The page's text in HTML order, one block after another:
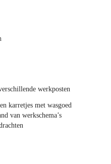
werkposten
karretjes met wasgoed
van werkschema’s